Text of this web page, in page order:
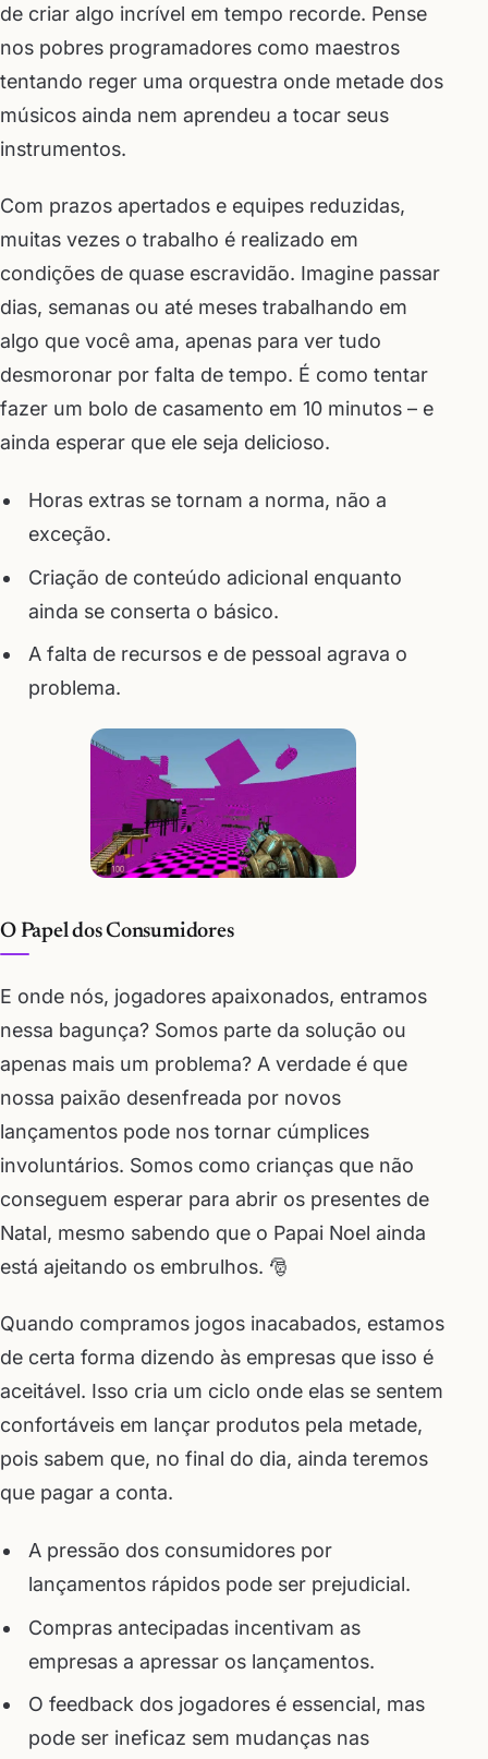
de criar algo incrível em tempo recorde. Pense
nos pobres programadores como maestros
tentando reger uma orquestra onde metade dos
músicos ainda nem aprendeu a tocar seus
instrumentos.
Com prazos apertados e equipes reduzidas,
muitas vezes o trabalho é realizado em
condições de quase escravidão. Imagine passar
dias, semanas ou até meses trabalhando em
algo que você ama, apenas para ver tudo
desmoronar por falta de tempo. É como tentar
fazer um bolo de casamento em 10 minutos – e
ainda esperar que ele seja delicioso.
Horas extras se tornam a norma, não a
exceção.
Criação de conteúdo adicional enquanto
ainda se conserta o básico.
A falta de recursos e de pessoal agrava o
problema.
O Papel dos Consumidores
E onde nós, jogadores apaixonados, entramos
nessa bagunça? Somos parte da solução ou
apenas mais um problema? A verdade é que
nossa paixão desenfreada por novos
lançamentos pode nos tornar cúmplices
involuntários. Somos como crianças que não
conseguem esperar para abrir os presentes de
Natal, mesmo sabendo que o Papai Noel ainda
está ajeitando os embrulhos. 🎅
Quando compramos jogos inacabados, estamos
de certa forma dizendo às empresas que isso é
aceitável. Isso cria um ciclo onde elas se sentem
confortáveis em lançar produtos pela metade,
pois sabem que, no final do dia, ainda teremos
que pagar a conta.
A pressão dos consumidores por
lançamentos rápidos pode ser prejudicial.
Compras antecipadas incentivam as
empresas a apressar os lançamentos.
O feedback dos jogadores é essencial, mas
pode ser ineficaz sem mudanças nas